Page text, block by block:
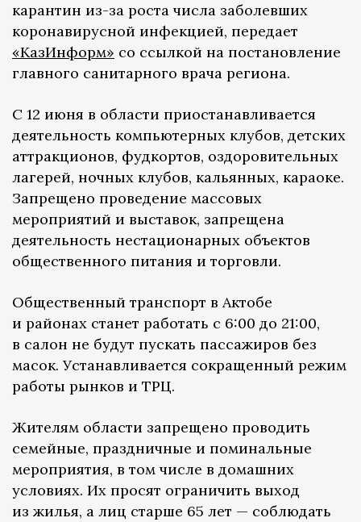
карантин из-за роста числа заболевших
коронавирусной инфекцией, передает
«КазИнформ» со ссылкой на постановление
главного санитарного врача региона.
С 12 июня в области приостанавливается
деятельность компьютерных клубов, детских
аттракционов, фудкортов, оздоровительных
лагерей, ночных клубов, кальянных, караоке.
Запрещено проведение массовых
мероприятий и выставок, запрещена
деятельность нестационарных объектов
общественного питания и торговли.
Общественный транспорт в Актобе
и районах станет работать с 6:00 до 21:00,
в салон не будут пускать пассажиров без
масок. Устанавливается сокращенный режим
работы рынков и ТРЦ.
Жителям области запрещено проводить
семейные, праздничные и поминальные
мероприятия, в том числе в домашних
условиях. Их просят ограничить выход
из жилья, а лиц старше 65 лет — соблюдать